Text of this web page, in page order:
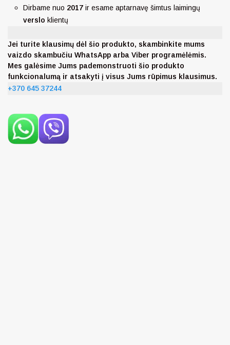
Dirbame nuo 2017 ir esame aptarnavę šimtus laimingų
verslo klientų
Jei turite klausimų dėl šio produkto, skambinkite mums
vaizdo skambučiu WhatsApp arba Viber programėlėmis.
Mes galėsime Jums pademonstruoti šio produkto
funkcionalumą ir atsakyti į visus Jums rūpimus klausimus.
+370 645 37244